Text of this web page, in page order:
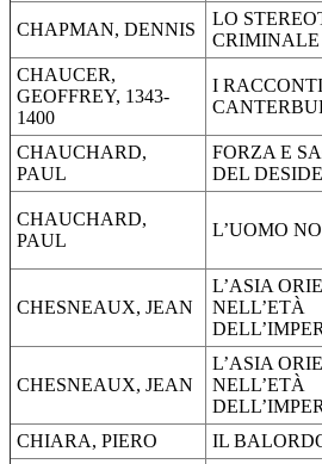
CHAPMAN, DENNIS
LO
CRIMINALE
CHAUCER,
GEOFFREY, 1343-
1400
I
CHAUCHARD,
PAUL
FORZA E
DEL
CHAUCHARD,
PAUL
L’UOMO
CHESNEAUX, JEAN
L’ASIA
NELL’ETÀ
CHESNEAUX, JEAN
L’ASIA
NELL’ETÀ
CHIARA, PIERO
IL